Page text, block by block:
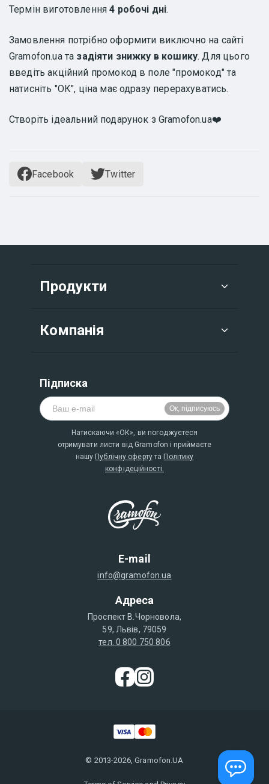
Термін виготовлення4 робочі дні.
Замовлення потрібно оформити виключно на сайті
Gramofon.ua та задіяти знижку в кошику. Для цього
введіть акційний промокод в поле "промокод" та
натисніть "ОК", ціна має одразу перерахуватись.
Створіть ідеальний подарунок з Gramofon.ua❤️
Facebook Twitter
E-mail
info@gramofon.ua
Адреса
Проспект В.Чорновола,
59, Львів, 79059
тел. 0 800 750 806
Продукти
Компанія
Підписка
Натискаючи «ОК», ви погоджуєтеся
отримувати листи від Gramofon і приймаєте
нашу Публічну офертута Політику
конфідеційності.
© 2013-2026, Gramofon.UA